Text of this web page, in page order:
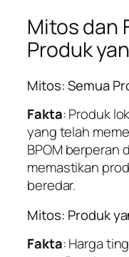
Mitos dan
Produk
Mitos: Semua
Fakta: Produk
yang telah
BPOM berperan
memastikan
beredar.
Mitos: Produk
Fakta: Harga